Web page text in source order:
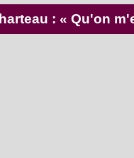
Charteau : « Qu'on